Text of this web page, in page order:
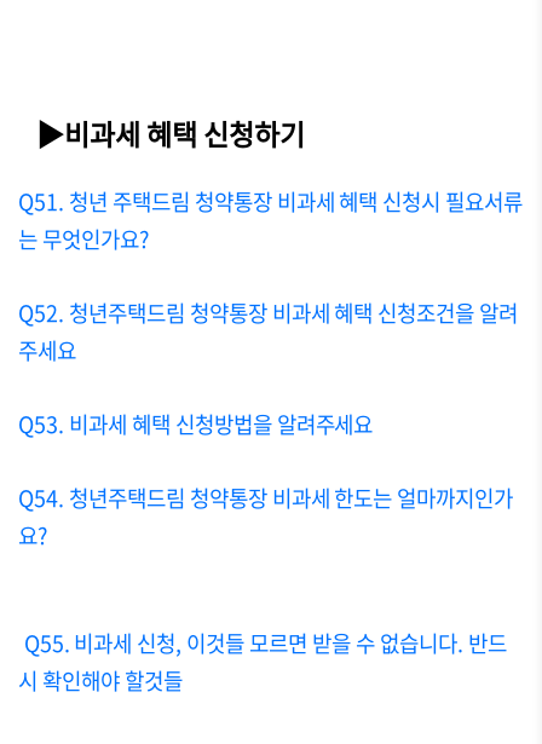
▶비과세 혜택 신청하기
Q51. 청년 주택드림 청약통장 비과세 혜택 신청시 필요서류
는 무엇인가요?
Q52. 청년주택드림 청약통장 비과세 혜택 신청조건을 알려
주세요
Q53. 비과세 혜택 신청방법을 알려주세요
Q54. 청년주택드림 청약통장 비과세 한도는 얼마까지인가
요?
Q55. 비과세 신청, 이것들 모르면 받을 수 없습니다. 반드
시 확인해야 할것들